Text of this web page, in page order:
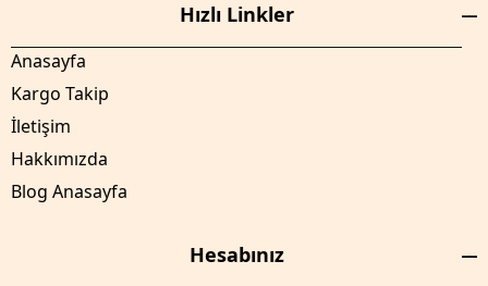
Hızlı Linkler
Anasayfa
Kargo Takip
İletişim
Hakkımızda
Blog Anasayfa
Hesabınız